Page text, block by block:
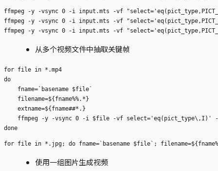
ffmpeg -y -vsync 0 -i input.mts -vf
ffmpeg -y -vsync 0 -i input.mts -vf
从多个视频文件中抽取关键帧
for file in *.mp4
do
    fname=`basename $file`
    filename=${fname%%.*}
    extname=${fname##*.}
ffmpeg -y -vsync 0 -i $file -vf select='eq(pict_type\,I)'
使用一组图片生成视频